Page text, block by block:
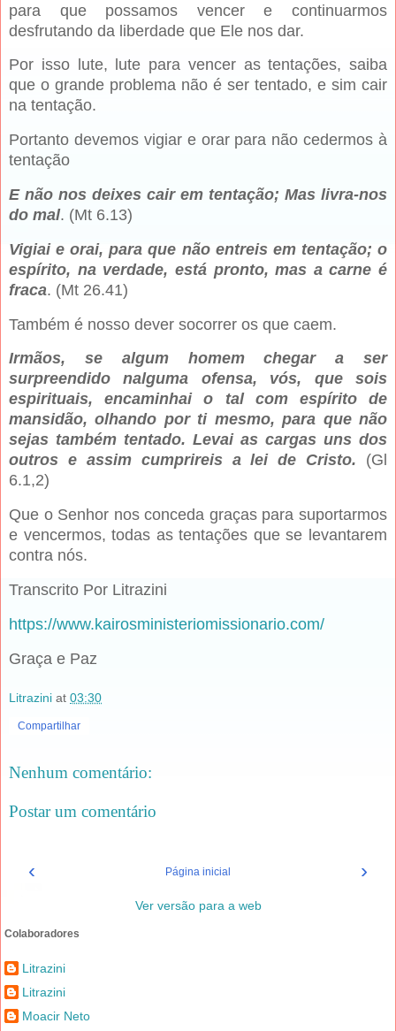
para que possamos vencer e continuarmos
desfrutando da liberdade que Ele nos dar.
Por isso lute, lute para vencer as tentações, saiba
que o grande problema não é ser tentado, e sim cair
na tentação.
Portanto devemos vigiar e orar para não cedermos à
tentação
E não nos deixes cair em tentação; Mas livra-nos
do mal. (Mt 6.13)
Vigiai e orai, para que não entreis em tentação; o
espírito, na verdade, está pronto, mas a carne é
fraca. (Mt 26.41)
Também é nosso dever socorrer os que caem.
Irmãos, se algum homem chegar a ser
surpreendido nalguma ofensa, vós, que sois
espirituais, encaminhai o tal com espírito de
mansidão, olhando por ti mesmo, para que não
sejas também tentado. Levai as cargas uns dos
outros e assim cumprireis a lei de Cristo. (Gl
6.1,2)
Que o Senhor nos conceda graças para suportarmos
e vencermos, todas as tentações que se levantarem
contra nós.
Transcrito Por Litrazini
https://www.kairosministeriomissionario.com/
Graça e Paz
Litrazini at 03:30
Compartilhar
Nenhum comentário:
Postar um comentário
‹ ›
Página inicial
Ver versão para a web
Colaboradores
Litrazini
Litrazini
Moacir Neto